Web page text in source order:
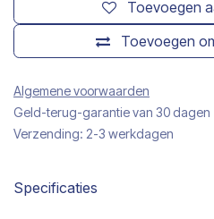
Toevoegen
Toevoegen
Algemene voorwaarden
Geld-terug-garantie van 30 dagen
Verzending: 2-3 werkdagen
Specificaties